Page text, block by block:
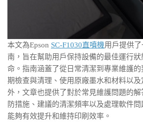
本文為Epson SC-F1030直噴機用戶提供
南，旨在幫助用戶保持設備的最佳運行
命。指南涵蓋了從日常清潔到專業維護
期檢查與清理、使用原廠墨水和材料以
外，文章也提供了對於常見維護問題的
防措施、建議的清潔頻率以及處理軟件
能夠有效提升和維持印刷效率。